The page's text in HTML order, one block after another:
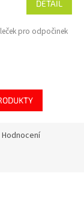
DETAIL
pro odpočinek
Hodnocení